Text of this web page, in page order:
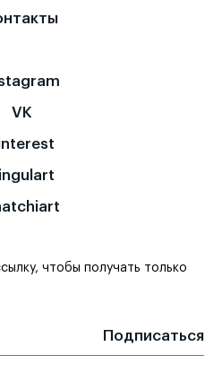
VK
чтобы получать только
Подписаться